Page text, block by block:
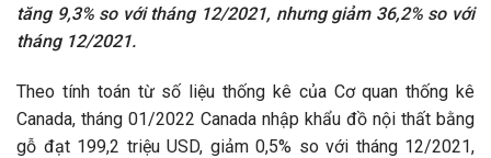
tăng 9,3% so với tháng 12/2021, nhưng giảm 36,2% so với
tháng 12/2021.
Theo tính toán từ số liệu thống kê của Cơ quan thống kê
Canada, tháng 01/2022 Canada nhập khẩu đồ nội thất bằng
gỗ đạt 199,2 triệu USD, giảm 0,5% so với tháng 12/2021,